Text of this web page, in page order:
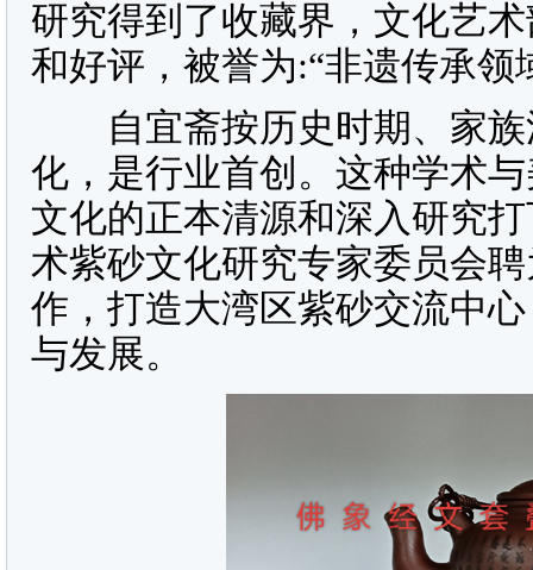
研究得到了收藏界，文化艺
和好评，被誉为:“非遗传承领
自宜斋按历史时期、家族
化，是行业首创。这种学术
文化的正本清源和深入研究
术紫砂文化研究专家委员会
作，打造大湾区紫砂交流中
与发展。